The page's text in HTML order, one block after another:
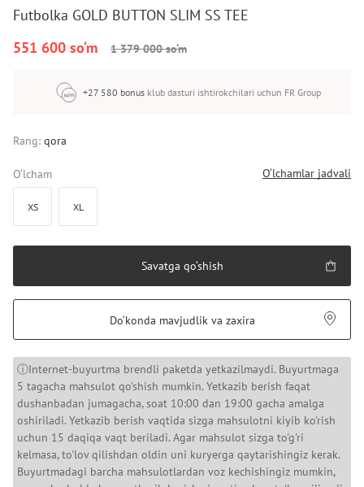
Futbolka GOLD BUTTON SLIM SS TEE
551 600 so‘m
1 379 000 so‘m
+27 580 bonus klub dasturi ishtirokchilari uchun FR Group
Rang: qora
O‘lcham O‘lchamlar jadvali
XS XL
Savatga qo‘shish
Do‘konda mavjudlik va zaxira
ⓘInternet-buyurtma brendli paketda yetkazilmaydi. Buyurtmaga
5 tagacha mahsulot qo'shish mumkin. Yetkazib berish faqat
dushanbadan jumagacha, soat 10:00 dan 19:00 gacha amalga
oshiriladi. Yetkazib berish vaqtida sizga mahsulotni kiyib ko'rish
uchun 15 daqiqa vaqt beriladi. Agar mahsulot sizga to'g'ri
kelmasa, to'lov qilishdan oldin uni kuryerga qaytarishingiz kerak.
Buyurtmadagi barcha mahsulotlardan voz kechishingiz mumkin,